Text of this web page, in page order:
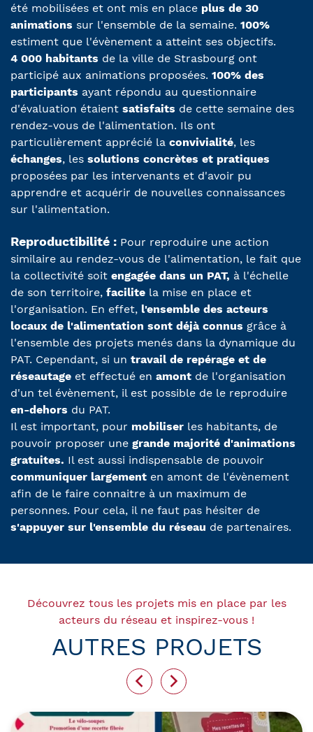
été mobilisées et ont mis en place plus de 30
animations sur l'ensemble de la semaine. 100%
estiment que l'évènement a atteint ses objectifs.
4 000 habitants de la ville de Strasbourg ont
participé aux animations proposées. 100% des
participants ayant répondu au questionnaire
d'évaluation étaient satisfaits de cette semaine des
rendez-vous de l'alimentation. Ils ont
particulièrement apprécié la convivialité, les
échanges, les solutions concrètes et pratiques
proposées par les intervenants et d'avoir pu
apprendre et acquérir de nouvelles connaissances
sur l'alimentation.
Reproductibilité : Pour reproduire une action
similaire au rendez-vous de l'alimentation, le fait que
la collectivité soit engagée dans un PAT, à l'échelle
de son territoire, facilite la mise en place et
l'organisation. En effet, l'ensemble des acteurs
locaux de l'alimentation sont déjà connus grâce à
l'ensemble des projets menés dans la dynamique du
PAT. Cependant, si un travail de repérage et de
réseautage et effectué en amont de l'organisation
d'un tel évènement, il est possible de le reproduire
en-dehors du PAT.
Il est important, pour mobiliser les habitants, de
pouvoir proposer une grande majorité d'animations
gratuites. Il est aussi indispensable de pouvoir
communiquer largement en amont de l'évènement
afin de le faire connaitre à un maximum de
personnes. Pour cela, il ne faut pas hésiter de
s'appuyer sur l'ensemble du réseau de partenaires.
Découvrez tous les projets mis en place par les
acteurs du réseau et inspirez-vous !
AUTRES PROJETS